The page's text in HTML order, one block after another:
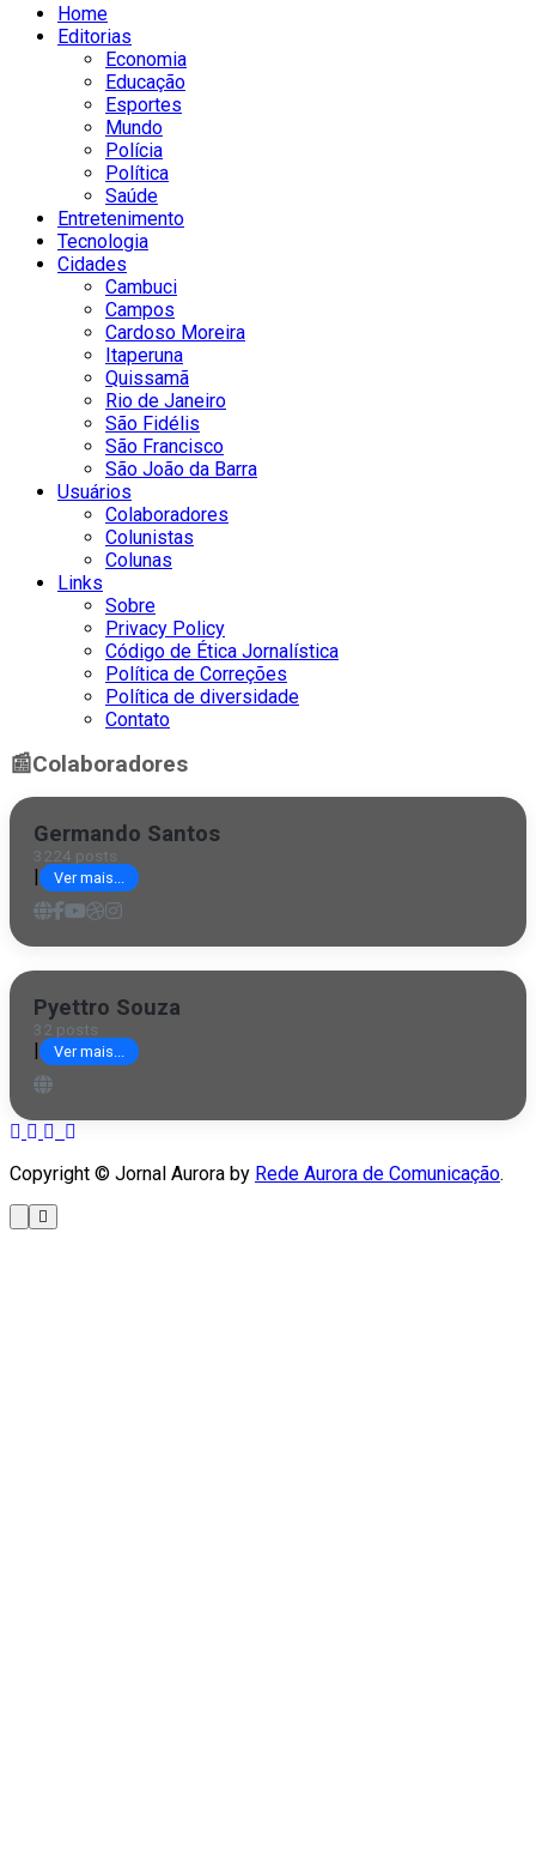
Home
Editorias
Economia
Educação
Esportes
Mundo
Polícia
Política
Saúde
Entretenimento
Tecnologia
Cidades
Cambuci
Campos
Cardoso Moreira
Itaperuna
Quissamã
Rio de Janeiro
São Fidélis
São Francisco
São João da Barra
Usuários
Colaboradores
Colunistas
Colunas
Links
Sobre
Privacy Policy
Código de Ética Jornalística
Política de Correções
Política de diversidade
Contato
📰Colaboradores
Germando Santos
3224 posts
| Ver mais...
Pyettro Souza
32 posts
| Ver mais...
Copyright © Jornal Aurora by Rede Aurora de Comunicação.